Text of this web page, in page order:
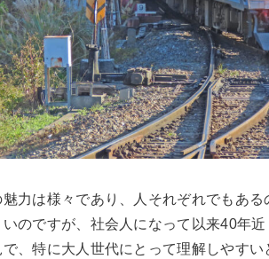
力は様々であり、人それぞれでもあ
のですが、社会人になって以来40年
、特に大人世代にとって理解しやす